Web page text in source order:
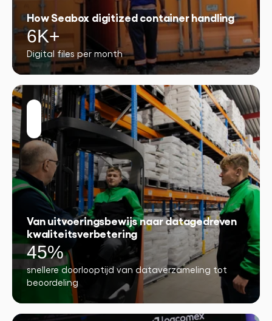
How Seabox digitized container handling
6K+
Digital files per month
Van uitvoeringsbewijs naar datagedreven
kwaliteitsverbetering
45%
snellere doorlooptijd van dataverzameling tot
beoordeling